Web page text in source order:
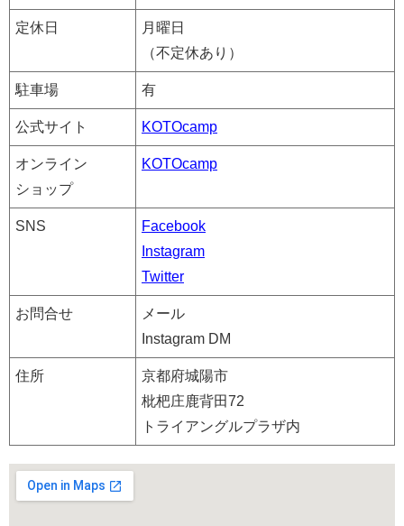
定休日
月曜日
（不定休あり）
駐車場 有
公式サイト KOTOcamp
オンライン
ショップ
KOTOcamp
SNS
Facebook
Instagram
Twitter
お問合せ
メール
Instagram DM
住所
京都府城陽市
枇杷庄鹿背田72
トライアングルプラザ内